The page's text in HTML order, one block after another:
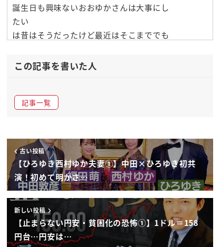
誕生日も興味ないおおゆかさんは大事にし
たい
は昔はそうだったけど最近はそこまででも
すぎるからうんその1人大事にしてると
さんぽいなうんちゃんとお祝いしますでも
こっち側のくせにはいすいません完全に今
検察ぶってましたけど私も容疑者の人はい
明後日誕生日だからねそう忘れちゃうん
ですよすぐ忘れちゃうんですそう子供のは
ま言うじゃないですか自分の誕生日も言う
んですか明後日自分の誕生日でそれ忘れ
ないよねでもうちもあの一緒なんですよ
入籍日と誕生日一緒のの誕生日が乳一緒
この記事を書いた人
記事一覧
古い投稿
【ひろゆき西村ゆか夫妻①】中田×ひろゆき初共
演！初めて明かさ…
新しい投稿
【止まらない円安・貧困化の恐怖①】1ドル＝158
円台…円安は…